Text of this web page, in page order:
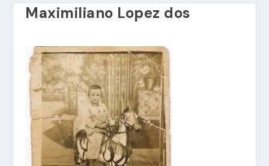
Maximiliano Lopez dos